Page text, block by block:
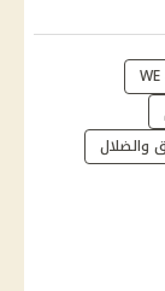
والضلال